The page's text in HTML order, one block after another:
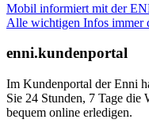
Mobil informiert mit der
Alle wichtigen Infos immer
enni.kundenportal
Im Kundenportal der Enni
Sie 24 Stunden, 7 Tage die
bequem online erledigen.